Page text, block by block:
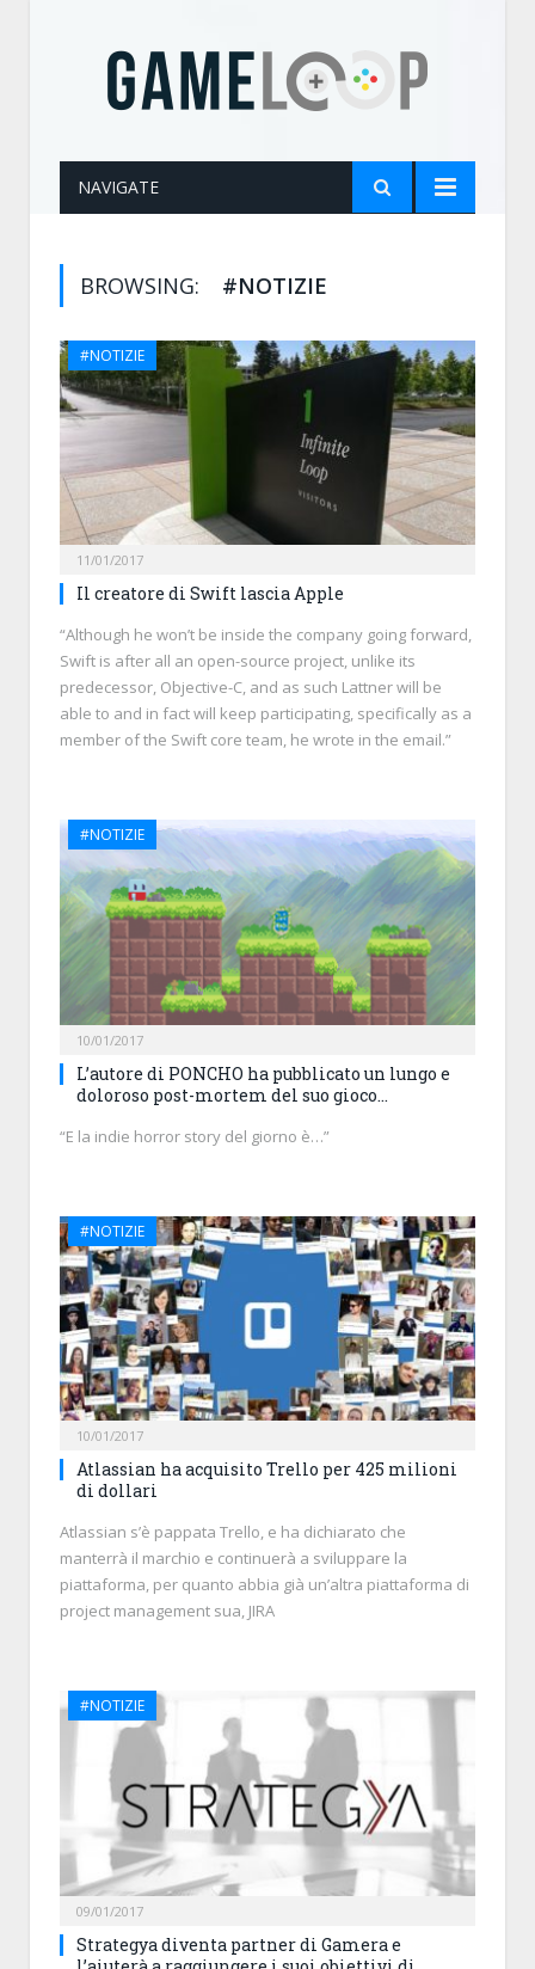
NAVIGATE
BROWSING: #NOTIZIE
#NOTIZIE
11/01/2017
Il creatore di Swift lascia Apple
“Although he won’t be inside the company going forward,
Swift is after all an open-source project, unlike its
predecessor, Objective-C, and as such Lattner will be
able to and in fact will keep participating, specifically as a
member of the Swift core team, he wrote in the email.”
#NOTIZIE
10/01/2017
L’autore di PONCHO ha pubblicato un lungo e
doloroso post-mortem del suo gioco…
“E la indie horror story del giorno è…”
#NOTIZIE
10/01/2017
Atlassian ha acquisito Trello per 425 milioni
di dollari
Atlassian s’è pappata Trello, e ha dichiarato che
manterrà il marchio e continuerà a sviluppare la
piattaforma, per quanto abbia già un’altra piattaforma di
project management sua, JIRA
#NOTIZIE
09/01/2017
Strategya diventa partner di Gamera e